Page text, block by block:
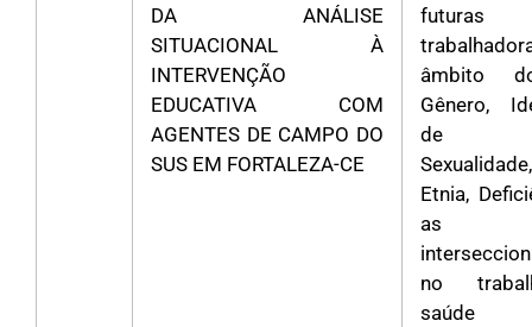
DA ANÁLISE
SITUACIONAL À
INTERVENÇÃO
EDUCATIVA COM
AGENTES DE CAMPO DO
SUS EM FORTALEZA-CE
futuras
âmbito
Gênero,
de
Etnia,
as
no
saúde